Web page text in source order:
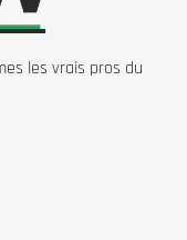
les vrais pros du